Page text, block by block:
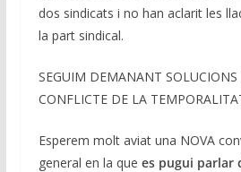
dos sindicats i no han aclarit les
la part sindical.
SEGUIM DEMANANT SOLUCIONS
CONFLICTE DE LA
Esperem molt aviat una NOVA
general en la que es pugui parlar